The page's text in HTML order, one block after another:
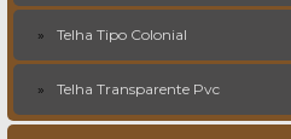
Telha Tipo Colonial
Telha Transparente Pvc